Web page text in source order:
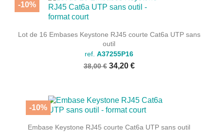
Lot de 16 Embases Keystone RJ45 courte Cat6a UTP sans
outil
ref. A37255P16
38,00 € 34,20 €
-10%
Embase Keystone RJ45 courte Cat6a UTP sans outil
-10%